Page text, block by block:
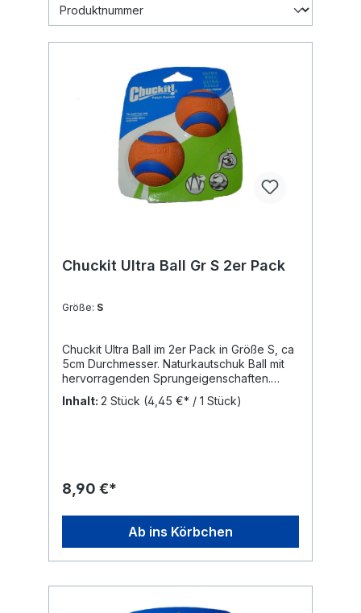
Chuckit Ultra Ball Gr S 2er Pack
Größe: S
Chuckit Ultra Ball im 2er Pack in Größe S, ca
5cm Durchmesser. Naturkautschuk Ball mit
hervorragenden Sprungeigenschaften.
Ideal zum Apportieren. Der Chuckit Ultra Ball
ist schwimmfähig und ist das perfekte
wodurch der Ball nachgibt, wenn der Hund
auf dem Ball rumkaut. Chuckit Bälle sind für
sind sie nicht als Kauspielzeug geeignet.
Inhalt: 2 Stück (4,45 €* / 1 Stück)
8,90 €*
Ab ins Körbchen